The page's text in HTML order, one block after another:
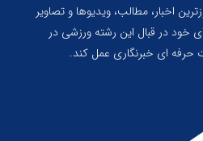
اخبار، مطالب، ویدیوها و تصاویر
خود در قبال این رشته ورزشی در
حرفه ای خبرنگاری عمل کند.